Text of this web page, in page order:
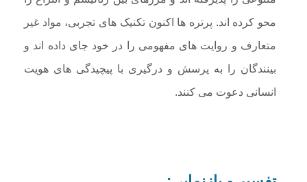
محو کرده اند. پرتره ها اکنون تکنیک های تجربی، مواد غیر
متعارف و روایت های مفهومی را در خود جای داده اند و
بینندگان را به پرسش و درگیری با پیچیدگی های هویت
انسانی دعوت می کنند.